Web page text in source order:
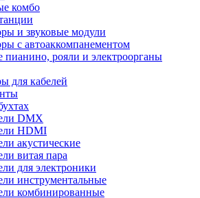
комбо
и звуковые модули
с автоаккомпанементом
рояли и электроорганы
для кабелей
DMX
HDMI
акустические
витая пара
для электроники
инструментальные
комбинированные